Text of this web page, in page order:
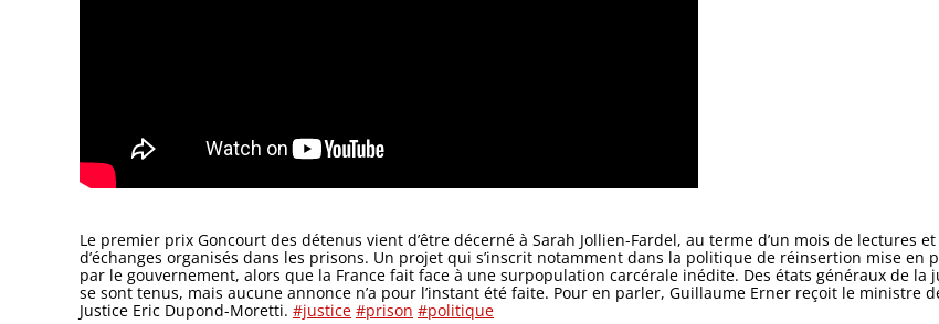
Le premier prix Goncourt des détenus vient d’être décerné à Sarah Jollien-Fardel, au terme d’un mois de lectures et
d’échanges organisés dans les prisons. Un projet qui s’inscrit notamment dans la politique de réinsertion mise en
par le gouvernement, alors que la France fait face à une surpopulation carcérale inédite. Des états généraux de la
se sont tenus, mais aucune annonce n’a pour l’instant été faite. Pour en parler, Guillaume Erner reçoit le ministre
Justice Eric Dupond-Moretti. #justice #prison #politique